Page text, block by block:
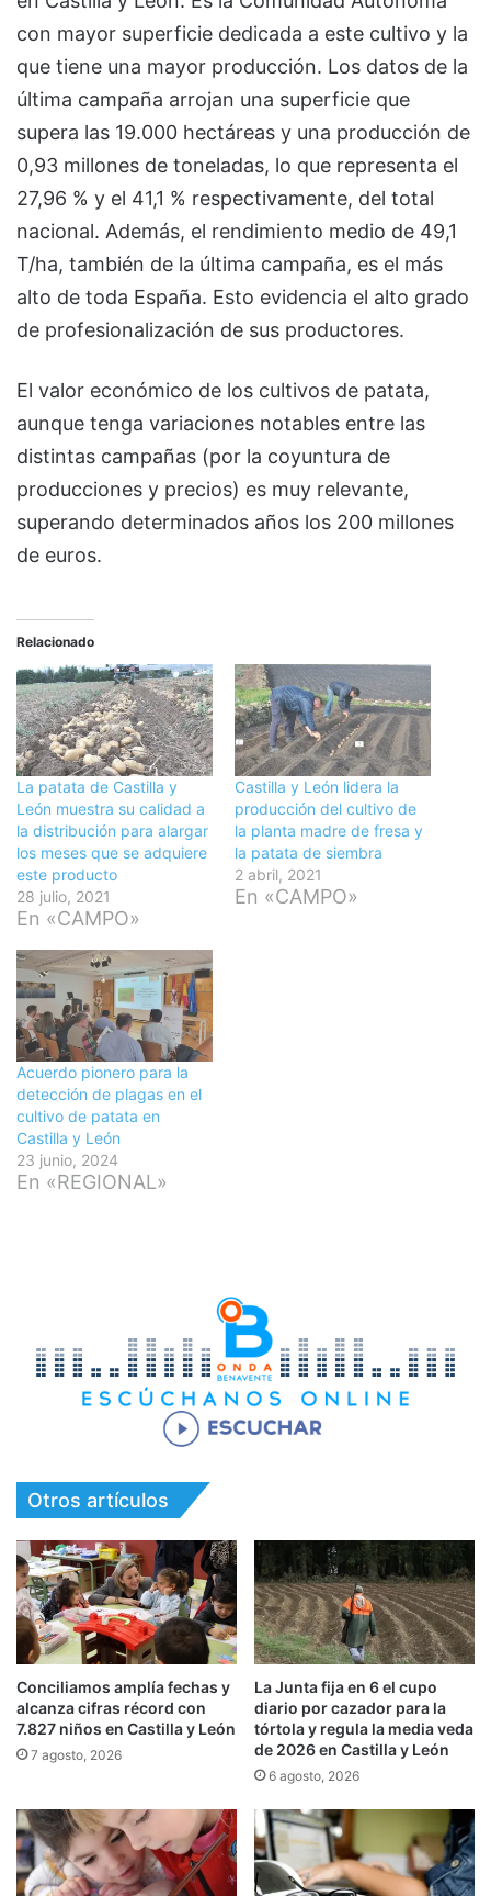
con mayor superficie dedicada a este cultivo y la
que tiene una mayor producción. Los datos de la
última campaña arrojan una superficie que
supera las 19.000 hectáreas y una producción de
0,93 millones de toneladas, lo que representa el
27,96 % y el 41,1 % respectivamente, del total
nacional. Además, el rendimiento medio de 49,1
T/ha, también de la última campaña, es el más
alto de toda España. Esto evidencia el alto grado
de profesionalización de sus productores.
El valor económico de los cultivos de patata,
aunque tenga variaciones notables entre las
distintas campañas (por la coyuntura de
producciones y precios) es muy relevante,
superando determinados años los 200 millones
de euros.
Relacionado
La patata de Castilla y
León muestra su calidad a
la distribución para alargar
los meses que se adquiere
este producto
28 julio, 2021
En «CAMPO»
Castilla y León lidera la
producción del cultivo de
la planta madre de fresa y
la patata de siembra
2 abril, 2021
En «CAMPO»
Acuerdo pionero para la
detección de plagas en el
cultivo de patata en
Castilla y León
23 junio, 2024
En «REGIONAL»
Otros artículos
Conciliamos amplía fechas y
alcanza cifras récord con
7.827 niños en Castilla y León
7 agosto, 2026
La Junta fija en 6 el cupo
diario por cazador para la
tórtola y regula la media veda
de 2026 en Castilla y León
6 agosto, 2026